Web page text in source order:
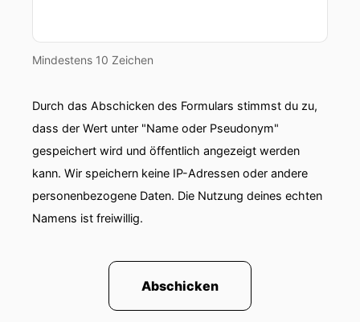
Mindestens 10 Zeichen
Durch das Abschicken des Formulars stimmst du zu,
dass der Wert unter "Name oder Pseudonym"
gespeichert wird und öffentlich angezeigt werden
kann. Wir speichern keine IP-Adressen oder andere
personenbezogene Daten. Die Nutzung deines echten
Namens ist freiwillig.
Abschicken